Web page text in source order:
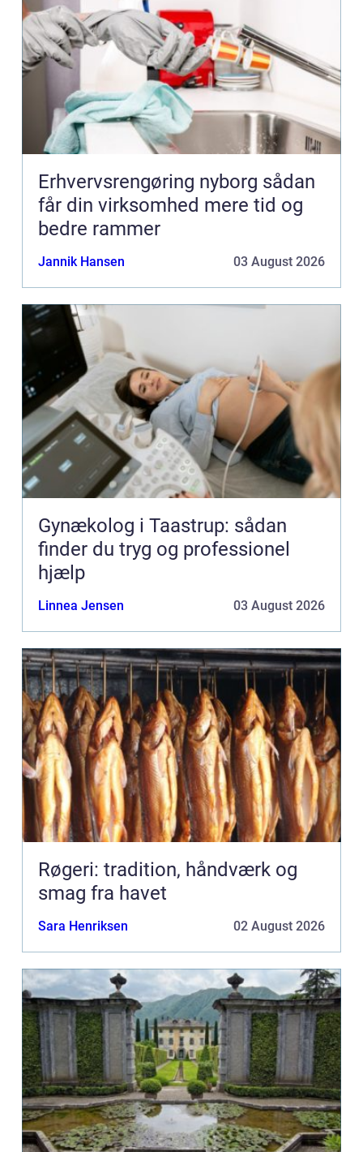
Erhvervsrengøring nyborg sådan
får din virksomhed mere tid og
bedre rammer
Jannik Hansen 03 August 2026
Gynækolog i Taastrup: sådan
finder du tryg og professionel
hjælp
Linnea Jensen 03 August 2026
Røgeri: tradition, håndværk og
smag fra havet
Sara Henriksen 02 August 2026